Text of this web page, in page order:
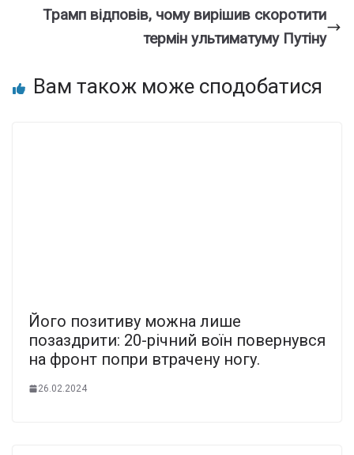
Трамп відповів, чому вирішив скоротити
термін ультиматуму Путіну
Вам також може сподобатися
Його позитиву можна лише
позаздрити: 20-річний воїн повернувся
на фронт попри втрачену ногу.
26.02.2024